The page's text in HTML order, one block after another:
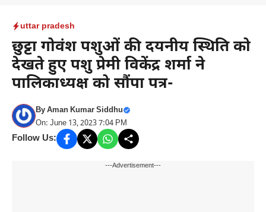
uttar pradesh
छुट्टा गोवंश पशुओं की दयनीय स्थिति को
देखते हुए पशु प्रेमी विकेंद्र शर्मा ने
पालिकाध्यक्ष को सौंपा पत्र-
ByAman Kumar Siddhu
On: June 13, 2023 7:04 PM
Follow Us:
---Advertisement---